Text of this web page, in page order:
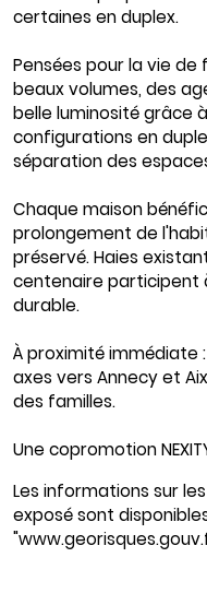
certaines en duplex.
Pensées pour la vie
beaux volumes, des
belle luminosité grâce
configurations en
séparation des
Chaque maison
prolongement de
préservé. Haies
centenaire participent
durable.
À proximité immédiate
axes vers Annecy et
des familles.
Une copromotion
Les informations sur
exposé sont